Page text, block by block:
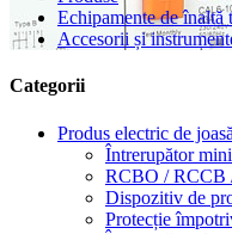
Echipamente de înaltă
Accesorii și
Categorii
Produs electric de
Întrerupător
RCBO / RCCB
Dispozitiv de
Protecție